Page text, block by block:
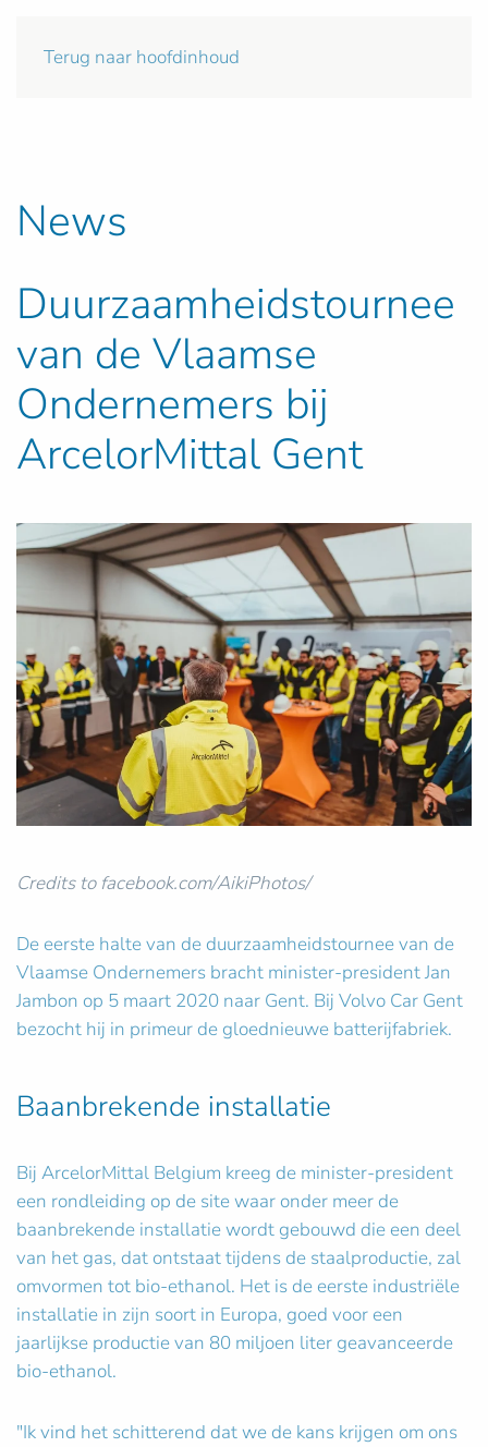
Terug naar hoofdinhoud
News
Duurzaamheidstournee
van de Vlaamse
Ondernemers bij
ArcelorMittal Gent
Credits to facebook.com/AikiPhotos/
De eerste halte van de duurzaamheidstournee van de
Vlaamse Ondernemers bracht minister-president Jan
Jambon op 5 maart 2020 naar Gent. Bij Volvo Car Gent
bezocht hij in primeur de gloednieuwe batterijfabriek.
Baanbrekende installatie
Bij ArcelorMittal Belgium kreeg de minister-president
een rondleiding op de site waar onder meer de
baanbrekende installatie wordt gebouwd die een deel
van het gas, dat ontstaat tijdens de staalproductie, zal
omvormen tot bio-ethanol. Het is de eerste industriële
installatie in zijn soort in Europa, goed voor een
jaarlijkse productie van 80 miljoen liter geavanceerde
bio-ethanol.
"Ik vind het schitterend dat we de kans krijgen om ons